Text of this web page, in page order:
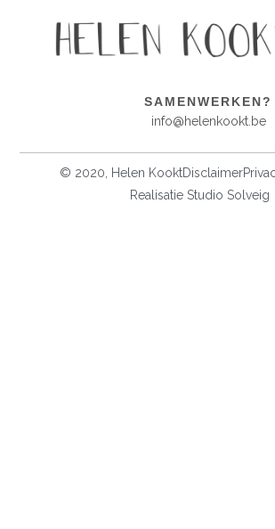
SAMENWERKEN?
info@helenkookt.be
© 2020, Helen KooktDisclaimer
Realisatie Studio Solveig